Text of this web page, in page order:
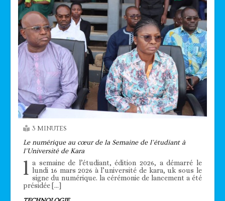
3 MINUTES
Le numérique au cœur de la Semaine de l’étudiant à
l’Université de Kara
l a semaine de l’étudiant, édition 2026, a démarré le
lundi 16 mars 2026 à l’université de kara, uk sous le
signe du numérique. la cérémonie de lancement a été
présidée […]